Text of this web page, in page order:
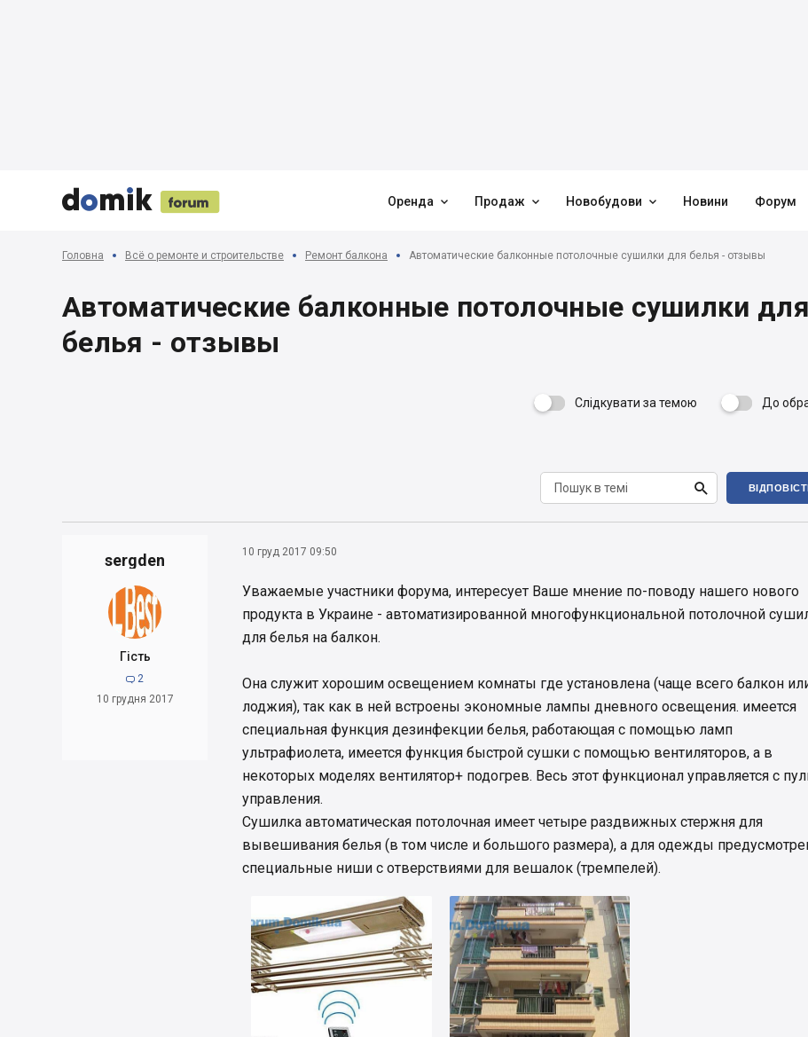


 
 Оренда  Продаж  Новобудови  Новини Форум
Головна Всё о ремонте и строительстве Ремонт балкона Автоматические балконные потолочные сушилки для белья - отзывы
Автоматические балконные потолочные сушилки для
белья - отзывы
Слідкувати за темою  До

sergden
Гість
 2
10 грудня 2017
10 груд 2017 09:50
Уважаемые участники форума, интересует Ваше мнение по-поводу нашего нового
продукта в Украине - автоматизированной многофункциональной потолочной
для белья на балкон.
Она служит хорошим освещением комнаты где установлена (чаще всего балкон
лоджия), так как в ней встроены экономные лампы дневного освещения. имеется
специальная функция дезинфекции белья, работающая с помощью ламп
ультрафиолета, имеется функция быстрой сушки с помощью вентиляторов, а в
некоторых моделях вентилятор+ подогрев. Весь этот функционал управляется с
управления.
Сушилка автоматическая потолочная имеет четыре раздвижных стержня для
вывешивания белья (в том числе и большого размера), а для одежды
специальные ниши с отверствиями для вешалок (тремпелей).